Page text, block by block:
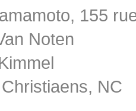
155
Noten
NC